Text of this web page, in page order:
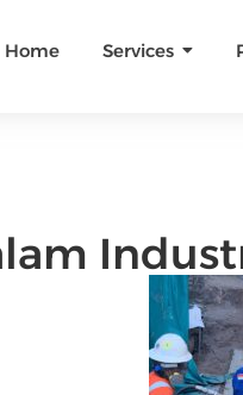
Home Services